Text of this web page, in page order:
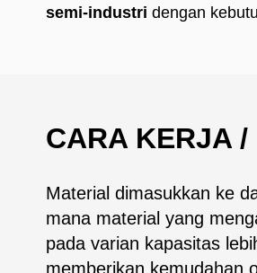
semi-industri dengan
CARA KERJA
Material dimasukkan ke
mana material yang
pada varian kapasitas
memberikan kemudahan